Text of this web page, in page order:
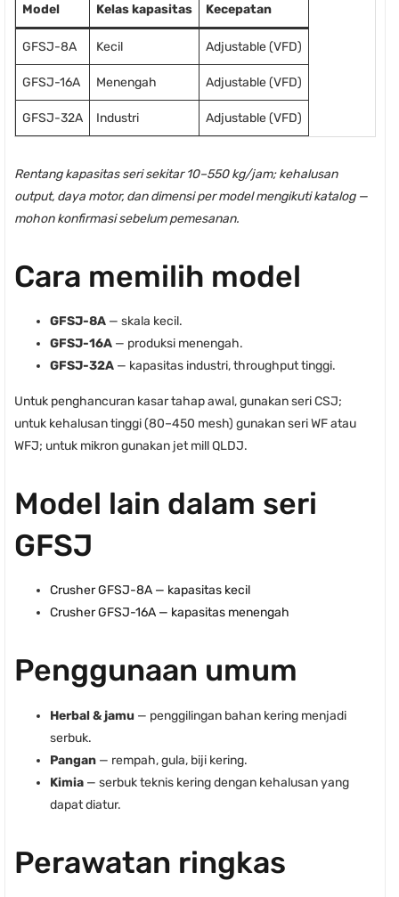
Model Kelas kapasitas Kecepatan
GFSJ-8A Kecil Adjustable (VFD)
GFSJ-16A Menengah Adjustable (VFD)
GFSJ-32A Industri Adjustable (VFD)
Rentang kapasitas seri sekitar 10–550 kg/jam; kehalusan
output, daya motor, dan dimensi per model mengikuti katalog —
mohon konfirmasi sebelum pemesanan.
Cara memilih model
GFSJ-8A — skala kecil.
GFSJ-16A — produksi menengah.
GFSJ-32A — kapasitas industri, throughput tinggi.
Untuk penghancuran kasar tahap awal, gunakan seri CSJ;
untuk kehalusan tinggi (80–450 mesh) gunakan seri WF atau
WFJ; untuk mikron gunakan jet mill QLDJ.
Model lain dalam seri
GFSJ
Crusher GFSJ-8A — kapasitas kecil
Crusher GFSJ-16A — kapasitas menengah
Penggunaan umum
Herbal & jamu — penggilingan bahan kering menjadi
serbuk.
Pangan — rempah, gula, biji kering.
Kimia — serbuk teknis kering dengan kehalusan yang
dapat diatur.
Perawatan ringkas